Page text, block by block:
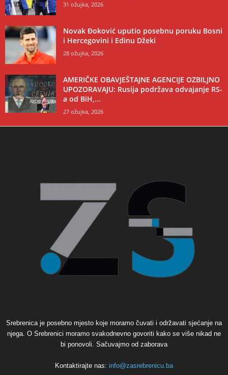
31 ožujka, 2026
Novak Đoković uputio posebnu poruku Bosni
i Hercegovini i Edinu Džeki
28 ožujka, 2026
AMERIČKE OBAVJEŠTAJNE AGENCIJE OZBILJNO
UPOZORAVAJU: Rusija podržava odvajanje RS-
a od BiH,...
27 ožujka, 2026
Srebrenica je posebno mjesto koje moramo čuvati i održavati sjećanje na
njega. O Srebrenici moramo svakodnevno govoriti kako se više nikad ne
bi ponovoli. Sačuvajmo od zaborava
Kontaktirajte nas: info@zasrebrenicu.ba